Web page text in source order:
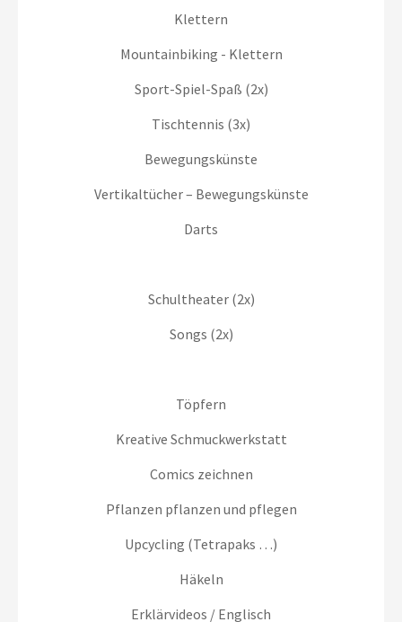
Klettern
Mountainbiking - Klettern
Sport-Spiel-Spaß (2x)
Tischtennis (3x)
Bewegungskünste
Vertikaltücher – Bewegungskünste
Darts
Schultheater (2x)
Songs (2x)
Töpfern
Kreative Schmuckwerkstatt
Comics zeichnen
Pflanzen pflanzen und pflegen
Upcycling (Tetrapaks …)
Häkeln
Erklärvideos / Englisch